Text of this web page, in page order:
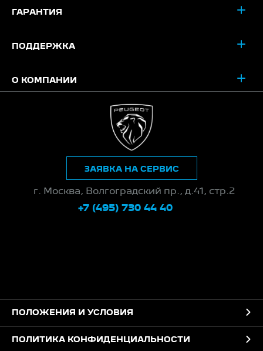
ГАРАНТИЯ
ПОДДЕРЖКА
О КОМПАНИИ
г. Москва, Волгоградский пр., д.41, стр.2
+7 (495) 730 44 40
ЗАЯВКА НА СЕРВИС
ПОЛОЖЕНИЯ И УСЛОВИЯ
ПОЛИТИКА КОНФИДЕНЦИАЛЬНОСТИ